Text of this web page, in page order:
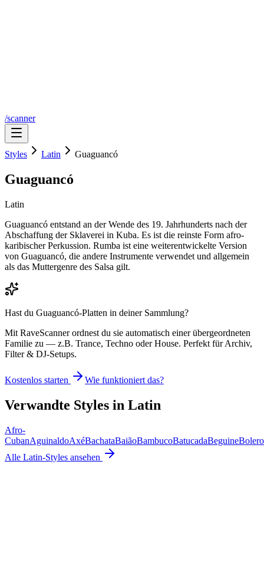
/scanner
Styles Latin Guaguancó
Guaguancó
Latin
Guaguancó entstand an der Wende des 19. Jahrhunderts nach der
Abschaffung der Sklaverei in Kuba. Es ist die reinste Form afro-
karibischer Perkussion. Rumba ist eine weiterentwickelte Version
von Guaguancó, die andere Instrumente verwendet und allgemein
als das Muttergenre des Salsa gilt.
Hast du Guaguancó-Platten in deiner Sammlung?
Mit RaveScanner ordnest du sie automatisch einer übergeordneten
Familie zu — z.B. Trance, Techno oder House. Perfekt für Archiv,
Filter & DJ-Setups.
Kostenlos starten Wie funktioniert das?
Verwandte Styles in Latin
Afro-
CubanAguinaldoAxéBachataBaiãoBambucoBatucadaBeguineBolero
Alle Latin-Styles ansehen